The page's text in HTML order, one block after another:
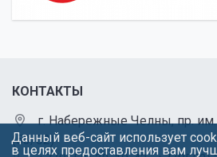
КОНТАКТЫ
г. Набережные Челны, пр. им.
(53/02)
Данный веб-сайт использует
в целях предоставления вам